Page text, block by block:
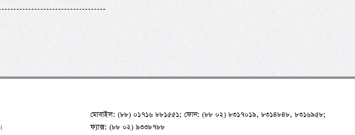
মোবাইল: (৮৮) ০১৭১৬ ৮৮১৫৫১; ফোন: (৮৮ ০২) ৮৩১৭০১৯, ৮৩১৪৮৪৮, ৮৩১৬৯৫৮;
ফ্যাক্স: (৮৮ ০২) ৯৩৩৮৭৮৮